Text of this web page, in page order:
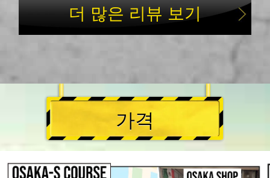
더 많은 리뷰 보기
가격